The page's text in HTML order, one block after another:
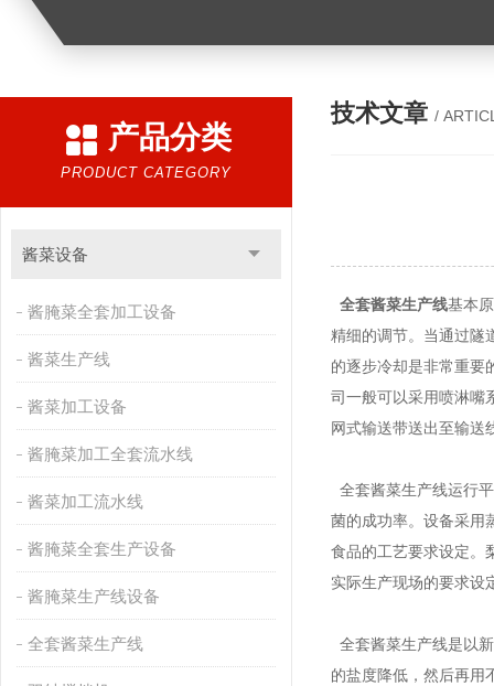
产品分类
PRODUCT CATEGORY
酱菜设备
酱腌菜全套加工设备
酱菜生产线
酱菜加工设备
酱腌菜加工全套流水线
酱菜加工流水线
酱腌菜全套生产设备
酱腌菜生产线设备
全套酱菜生产线
技术文章 /
全套酱菜生产线基本
精细的调节。当通过隧
的逐步冷却是非常重要
司一般可以采用喷淋嘴
网式输送带送出至输送
全套酱菜生产线运行
菌的成功率。设备采用
食品的工艺要求设定。
实际生产现场的要求设
全套酱菜生产线是以
的盐度降低，然后再用